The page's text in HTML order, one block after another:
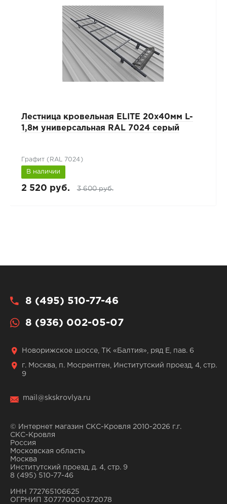
Лестница кровельная ELITE 20x40мм L-
1,8м универсальная RAL 7024 серый
Графит (RAL 7024)
В наличии
2 520 руб. 3 600 руб.
8 (495) 510-77-46
8 (936) 002-05-07
Новорижское шоссе, ТК «Балтия», ряд Е, пав. 6
г. Москва, п. Мосрентген, Институтский проезд, 4, стр.
9
mail@skskrovlya.ru
© Интернет магазин СКС-Кровля 2010-2026 г.г.
СКС-Кровля
Россия
Московская область
Москва
Институтский проезд, д. 4, стр. 9
8 (495) 510-77-46
ИНН 772765106625
ОГРНИП 307770000372078